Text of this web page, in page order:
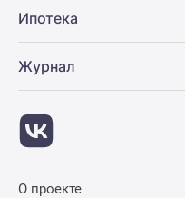
Ипотека
Журнал
О проекте